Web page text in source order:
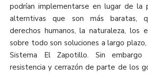
podrían implementarse en lugar de la
alterntivas que son más baratas,
derechos humanos, la naturaleza, los
sobre todo son soluciones a largo
Sistema El Zapotillo. Sin
resistencia y cerrazón de parte de los